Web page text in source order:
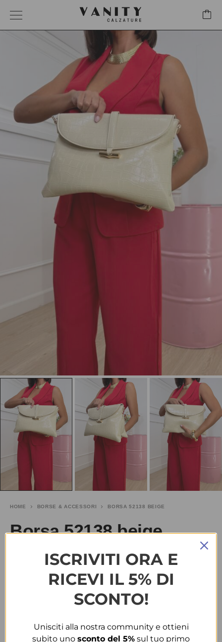
HOME BORSE & ACCESSORI BORSA 52138 BEIGE
Borsa 52138 beige
ISCRIVITI ORA E
RICEVI IL 5% DI
SCONTO!
Unisciti alla nostra community e ottieni
subito uno sconto del 5% sul tuo primo